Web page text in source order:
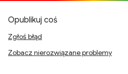
Opublikuj coś
Zgłoś błąd
Zobacz nierozwiązane problemy